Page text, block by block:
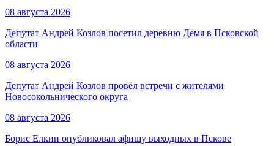
08 августа 2026
Депутат Андрей Козлов посетил деревню Демя в Псковской
области
08 августа 2026
Депутат Андрей Козлов провёл встречи с жителями
Новосокольнического округа
08 августа 2026
Борис Елкин опубликовал афишу выходных в Пскове